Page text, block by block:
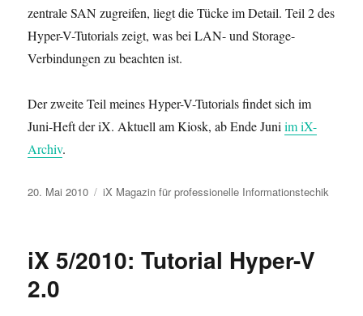
zentrale SAN zugreifen, liegt die Tücke im Detail. Teil 2 des
Hyper-V-Tutorials zeigt, was bei LAN- und Storage-
Verbindungen zu beachten ist.
Der zweite Teil meines Hyper-V-Tutorials findet sich im
Juni-Heft der iX. Aktuell am Kiosk, ab Ende Juniim iX-
Archiv.
Veröffentlicht
20. Mai 2010 Kategorien
iX Magazin für professionelle Informationstechik
iX 5/2010: Tutorial Hyper-V
2.0